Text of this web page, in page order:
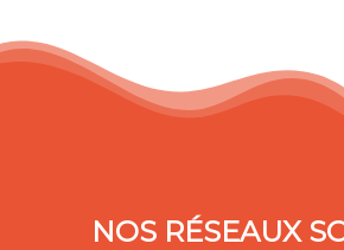
NOS RÉSEAUX